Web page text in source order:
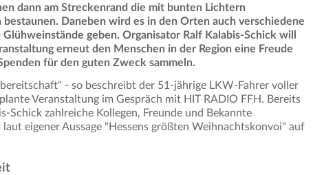
dann am Streckenrand die mit bunten Lichtern
Daneben wird es in den Orten auch verschiedene
geben. Organisator Ralf Kalabis-Schick will
erneut den Menschen in der Region eine Freude
für den guten Zweck sammeln.
- so beschreibt der 51-jährige LKW-Fahrer voller
Veranstaltung im Gespräch mit HIT RADIO FFH. Bereits
Schick zahlreiche Kollegen, Freunde und Bekannte
eigener Aussage "Hessens größten Weihnachtskonvoi" auf